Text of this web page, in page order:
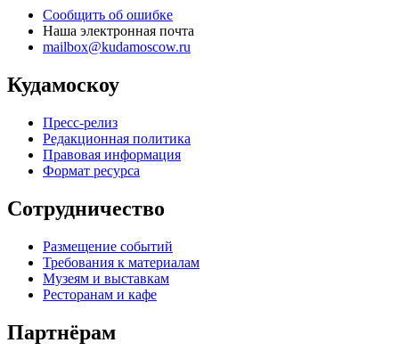
Сообщить об ошибке
Наша электронная почта
mailbox@kudamoscow.ru
Кудамоскоу
Пресс-релиз
Редакционная политика
Правовая информация
Формат ресурса
Сотрудничество
Размещение событий
Требования к материалам
Музеям и выставкам
Ресторанам и кафе
Партнёрам